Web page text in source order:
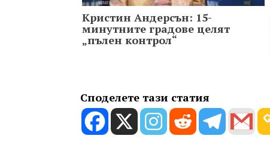
Кристин Aндерсън: 15-
минутните градове целят
„пълен контрол“
Споделете тази статия